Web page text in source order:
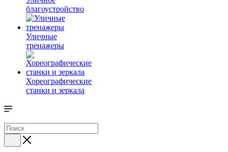
благоустройство
Уличные
тренажеры
Хореографические
станки и зеркала